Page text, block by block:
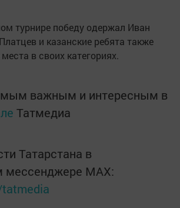
турнире победу одержал Иван
и казанские ребята также
в своих категориях.
важным и интересным в
Татмедиа
Татарстана в
мессенджере MАХ: